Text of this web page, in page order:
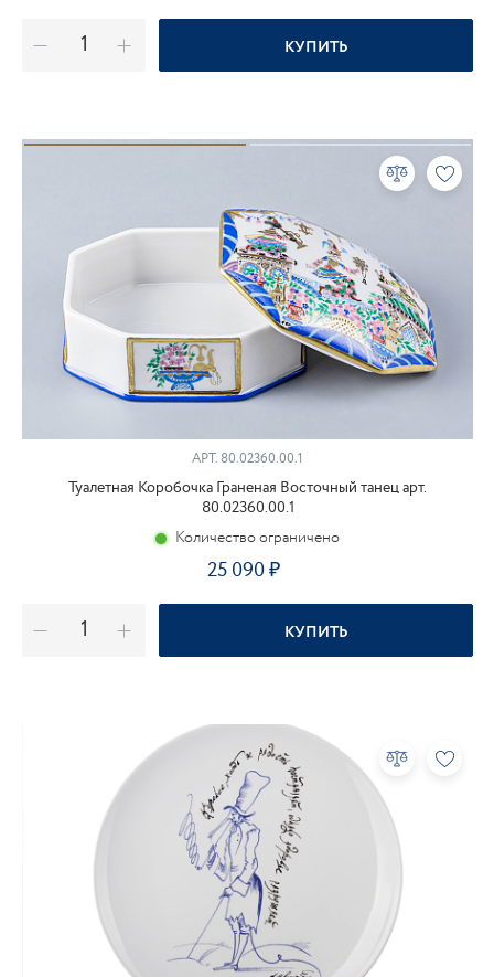
КУПИТЬ
АРТ. 80.02360.00.1
Туалетная Коробочка Граненая Восточный танец арт.
80.02360.00.1
Количество ограничено
25 090
КУПИТЬ